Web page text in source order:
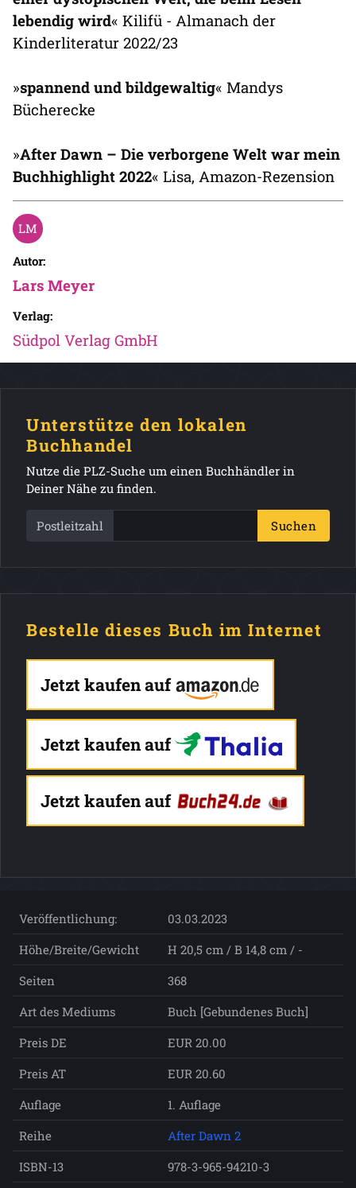
lebendig wird« Kilifü - Almanach der
Kinderliteratur 2022/23
»spannend und bildgewaltig« Mandys
Bücherecke
»After Dawn – Die verborgene Welt war mein
Buchhighlight 2022« Lisa, Amazon-Rezension
Autor:
Lars Meyer
Verlag:
Südpol Verlag GmbH
Unterstütze den lokalen
Buchhandel
Nutze die PLZ-Suche um einen Buchhändler in
Deiner Nähe zu finden.
Postleitzahl Suchen
Bestelle dieses Buch im Internet
Jetzt kaufen auf
Jetzt kaufen auf
Jetzt kaufen auf
Veröffentlichung:
03.03.2023
Höhe/Breite/Gewicht
H 20,5 cm / B 14,8 cm / -
Seiten
368
Art des Mediums
Buch [Gebundenes Buch]
Preis DE
EUR 20.00
Preis AT
EUR 20.60
Auflage
1. Auflage
Reihe
After Dawn 2
ISBN-13
978-3-965-94210-3